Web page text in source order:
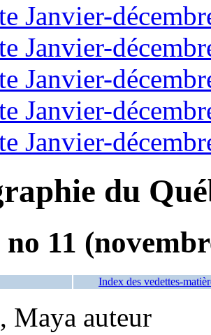
Janvier-
Janvier-
Janvier-
Janvier-
Janvier-
du
11
Index des vedettes-
Maya auteur